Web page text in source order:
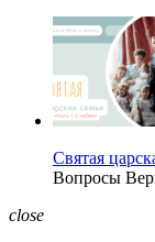
Святая
Вопросы
close